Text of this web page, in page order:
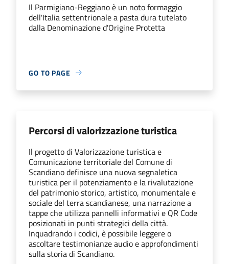
Il Parmigiano-Reggiano è un noto formaggio
dell'Italia settentrionale a pasta dura tutelato
dalla Denominazione d'Origine Protetta
GO TO PAGE
Percorsi di valorizzazione turistica
Il progetto di Valorizzazione turistica e
Comunicazione territoriale del Comune di
Scandiano definisce una nuova segnaletica
turistica per il potenziamento e la rivalutazione
del patrimonio storico, artistico, monumentale e
sociale del terra scandianese, una narrazione a
tappe che utilizza pannelli informativi e QR Code
posizionati in punti strategici della città.
Inquadrando i codici, è possibile leggere o
ascoltare testimonianze audio e approfondimenti
sulla storia di Scandiano.